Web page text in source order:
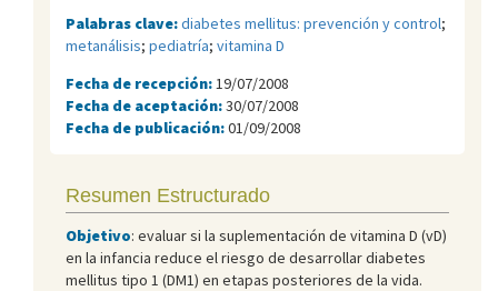
Palabras clave:diabetes mellitus: prevención y control;
metanálisis; pediatría; vitamina D
Fecha de recepción: 19/07/2008
Fecha de aceptación:30/07/2008
Fecha de publicación:01/09/2008
Resumen Estructurado
Objetivo: evaluar si la suplementación de vitamina D (vD)
en la infancia reduce el riesgo de desarrollar diabetes
mellitus tipo 1 (DM1) en etapas posteriores de la vida.